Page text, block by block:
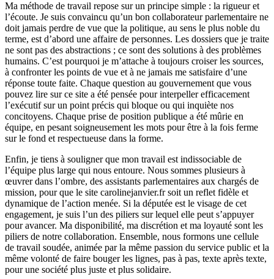
Ma méthode de travail repose sur un principe simple : la rigueur et
l’écoute. Je suis convaincu qu’un bon collaborateur parlementaire ne
doit jamais perdre de vue que la politique, au sens le plus noble du
terme, est d’abord une affaire de personnes. Les dossiers que je traite
ne sont pas des abstractions ; ce sont des solutions à des problèmes
humains. C’est pourquoi je m’attache à toujours croiser les sources,
à confronter les points de vue et à ne jamais me satisfaire d’une
réponse toute faite. Chaque question au gouvernement que vous
pouvez lire sur ce site a été pensée pour interpeller efficacement
l’exécutif sur un point précis qui bloque ou qui inquiète nos
concitoyens. Chaque prise de position publique a été mûrie en
équipe, en pesant soigneusement les mots pour être à la fois ferme
sur le fond et respectueuse dans la forme.
Enfin, je tiens à souligner que mon travail est indissociable de
l’équipe plus large qui nous entoure. Nous sommes plusieurs à
œuvrer dans l’ombre, des assistants parlementaires aux chargés de
mission, pour que le site carolinejanvier.fr soit un reflet fidèle et
dynamique de l’action menée. Si la députée est le visage de cet
engagement, je suis l’un des piliers sur lequel elle peut s’appuyer
pour avancer. Ma disponibilité, ma discrétion et ma loyauté sont les
piliers de notre collaboration. Ensemble, nous formons une cellule
de travail soudée, animée par la même passion du service public et la
même volonté de faire bouger les lignes, pas à pas, texte après texte,
pour une société plus juste et plus solidaire.